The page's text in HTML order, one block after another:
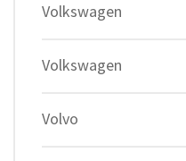
Volkswagen
Volkswagen
Volvo